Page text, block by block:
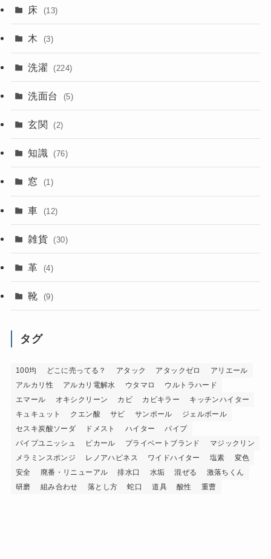
床 (13)
木 (3)
洗濯 (224)
洗面台 (5)
玄関 (2)
知識 (76)
窓 (1)
車 (12)
雑貨 (30)
革 (4)
靴 (9)
タグ
100均 どこに売ってる？ アタック アタックゼロ
アリエール
アルカリ性
アルカリ電解水 ウタマロ
ウルトラハード
エマール
オキシクリーン カビ カビキラー
キッチンハイター
キュキュット
クエン酸 サビ サンポール
ジェルボール
セスキ炭酸ソーダ
ドメスト ハイター
パイプ
パイプユニッシュ
ピカール プライベートブランド
マジックリン
メラミンスポンジ
レノアハピネス ワイドハイター 塩素
変色
安全
廃番・リニューアル 排水口 水垢 混ぜる
激落ちくん
研磨
組み合わせ 落とし方 蛇口 道具 酸性 重曹